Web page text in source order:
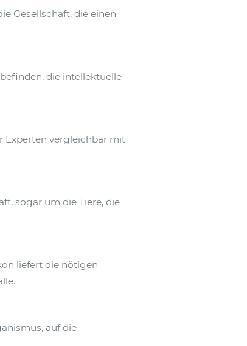
Gesellschaft, die einen
die intellektuelle
Experten vergleichbar mit
sogar um die Tiere, die
liefert die nötigen
auf die